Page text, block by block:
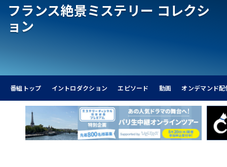
フランス絶景ミステリー コレクシ
ョン
番組トップ イントロダクション エピソード 動画 オンデマンド配